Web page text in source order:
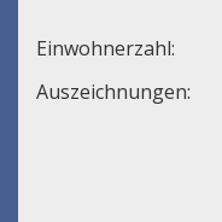
Einwohnerzahl:
Auszeichnungen: